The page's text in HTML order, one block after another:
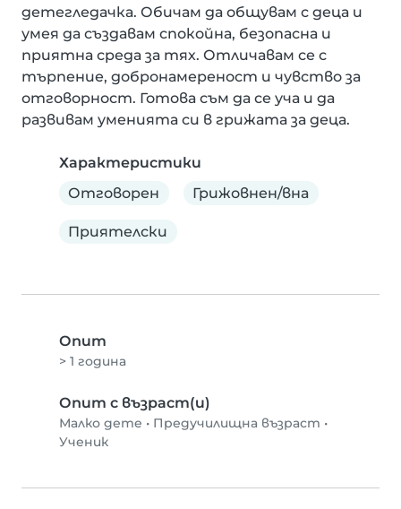
детегледачка. Обичам да общувам с деца и
умея да създавам спокойна, безопасна и
приятна среда за тях. Отличавам се с
търпение, добронамереност и чувство за
отговорност. Готова съм да се уча и да
развивам уменията си в грижата за деца.
Характеристики
Отговорен
Грижовнен/вна
Приятелски
Опит
> 1 година
Опит с възраст(и)
Малко дете • Предучилищна възраст •
Ученик